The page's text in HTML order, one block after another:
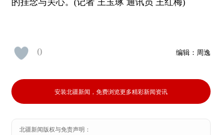
的挂念与关心。(记者 王玉琢 通讯员 王红梅)
编辑： 周逸
0
安装北疆新闻，免费浏览更多精彩新闻资讯
北疆新闻版权与免责声明：